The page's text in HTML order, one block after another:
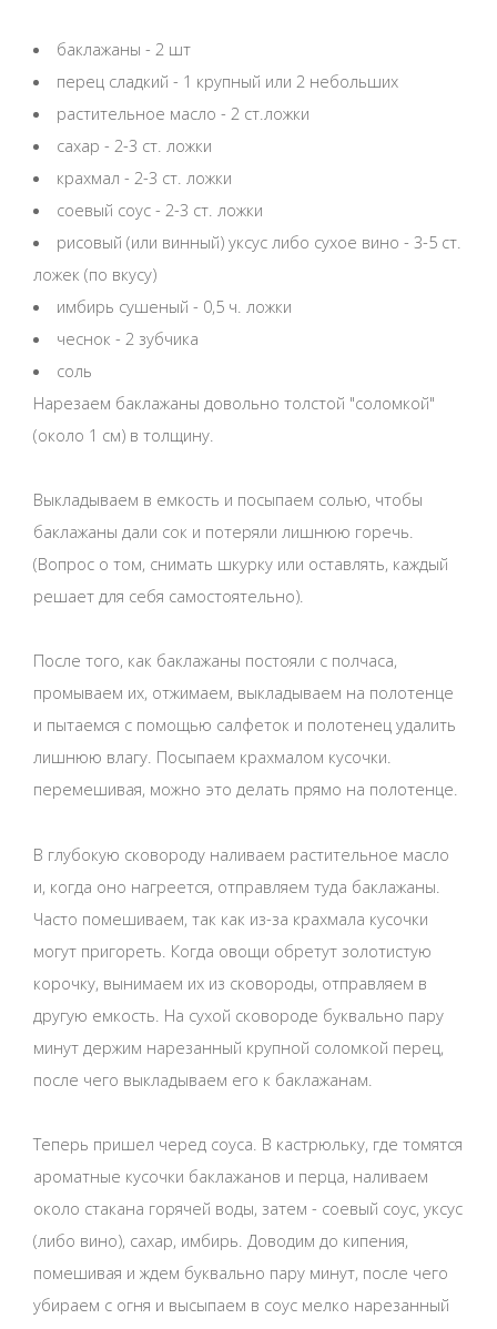
баклажаны - 2 шт
перец сладкий - 1 крупный или 2 небольших
растительное масло - 2 ст.ложки
сахар - 2-3 ст. ложки
крахмал - 2-3 ст. ложки
соевый соус - 2-3 ст. ложки
рисовый (или винный) уксус либо сухое вино - 3-5 ст.
ложек (по вкусу)
имбирь сушеный - 0,5 ч. ложки
чеснок - 2 зубчика
соль
Нарезаем баклажаны довольно толстой "соломкой"
(около 1 см) в толщину.
Выкладываем в емкость и посыпаем солью, чтобы
баклажаны дали сок и потеряли лишнюю горечь.
(Вопрос о том, снимать шкурку или оставлять, каждый
решает для себя самостоятельно).
После того, как баклажаны постояли с полчаса,
промываем их, отжимаем, выкладываем на полотенце
и пытаемся с помощью салфеток и полотенец удалить
лишнюю влагу. Посыпаем крахмалом кусочки.
перемешивая, можно это делать прямо на полотенце.
В глубокую сковороду наливаем растительное масло
и, когда оно нагреется, отправляем туда баклажаны.
Часто помешиваем, так как из-за крахмала кусочки
могут пригореть. Когда овощи обретут золотистую
корочку, вынимаем их из сковороды, отправляем в
другую емкость. На сухой сковороде буквально пару
минут держим нарезанный крупной соломкой перец,
после чего выкладываем его к баклажанам.
Теперь пришел черед соуса. В кастрюльку, где томятся
ароматные кусочки баклажанов и перца, наливаем
около стакана горячей воды, затем - соевый соус, уксус
(либо вино), сахар, имбирь. Доводим до кипения,
помешивая и ждем буквально пару минут, после чего
убираем с огня и высыпаем в соус мелко нарезанный